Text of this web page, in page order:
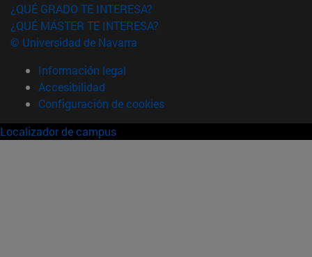
¿QUÉ GRADO TE INTERESA?
¿QUÉ MÁSTER TE INTERESA?
© Universidad de Navarra
Información legal
Accesibilidad
Configuración de cookies
Localizador de campus